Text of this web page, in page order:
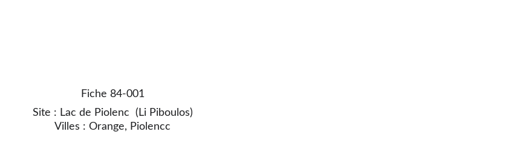
Fiche 84-001
Site : Lac de Piolenc  (Li Piboulos)
Villes : Orange, Piolencc